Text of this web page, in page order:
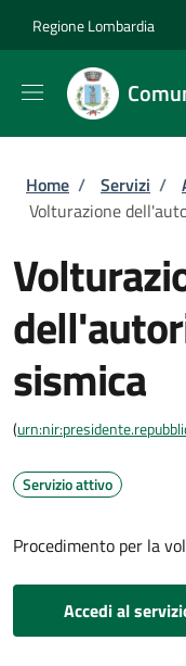
Regione Lombardia
Briciole di
Home / Servizi /
Volturazione
sismica
(
Servizio attivo
Procedimento per la
Accedi al